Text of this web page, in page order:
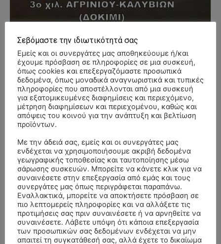
- Advertisment -
ΣΥΛΛΥΠΗΤΗΡΙΑ ΜΗΝΥΜΑΤΑ
Σεβόμαστε την ιδιωτικότητά σας
Εμείς και οι συνεργάτες μας αποθηκεύουμε ή/και
έχουμε πρόσβαση σε πληροφορίες σε μια συσκευή,
όπως cookies και επεξεργαζόμαστε προσωπικά
δεδομένα, όπως μοναδικά αναγνωριστικά και τυπικές
πληροφορίες που αποστέλλονται από μια συσκευή
για εξατομικευμένες διαφημίσεις και περιεχόμενο,
μέτρηση διαφημίσεων και περιεχομένου, καθώς και
απόψεις του κοινού για την ανάπτυξη και βελτίωση
προϊόντων.
Με την άδειά σας, εμείς και οι συνεργάτες μας
ενδέχεται να χρησιμοποιήσουμε ακριβή δεδομένα
γεωγραφικής τοποθεσίας και ταυτοποίησης μέσω
σάρωσης συσκευών. Μπορείτε να κάνετε κλικ για να
συναινέσετε στην επεξεργασία από εμάς και τους
συνεργάτες μας όπως περιγράφεται παραπάνω.
Εναλλακτικά, μπορείτε να αποκτήσετε πρόσβαση σε
πιο λεπτομερείς πληροφορίες και να αλλάξετε τις
προτιμήσεις σας πριν συναινέσετε ή να αρνηθείτε να
συναινέσετε. Λάβετε υπόψη ότι κάποια επεξεργασία
των προσωπικών σας δεδομένων ενδέχεται να μην
απαιτεί τη συγκατάθεσή σας, αλλά έχετε το δικαίωμα